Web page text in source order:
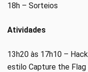
18h – Sorteios
Atividades
13h20 às 17h10 –
estilo Capture the